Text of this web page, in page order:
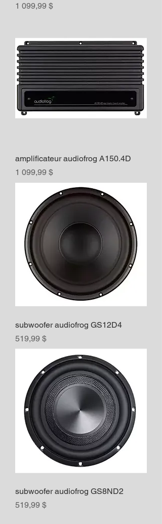
Prix
1 099,99 $
amplificateur audiofrog A150.4D
Prix
1 099,99 $
subwoofer audiofrog GS12D4
Prix
519,99 $
subwoofer audiofrog GS8ND2
Prix
519,99 $